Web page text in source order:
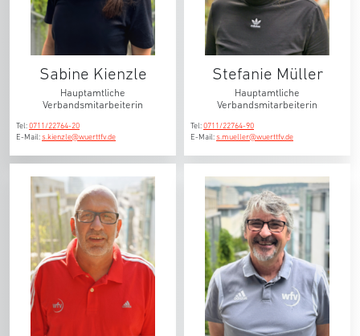
Sabine Kienzle
Hauptamtliche
Verbandsmitarbeiterin
Tel:0711/22764-20
E-Mail:s.kienzle@wuerttfv.de
Stefanie Müller
Hauptamtliche
Verbandsmitarbeiterin
Tel:0711/22764-90
E-Mail:s.mueller@wuerttfv.de